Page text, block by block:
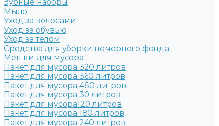
Зубные наборы
Мыло
Уход за волосами
Уход за обувью
Уход за телом
Средства для уборки номерного фонда
Мешки для мусора
Пакет для мусора 320 литров
Пакет для мусора 360 литров
Пакет для мусора 480 литров
Пакет для мусора 30 литров
Пакет для мусора120 литров
Пакет для мусора 180 литров
Пакет для мусора 240 литров